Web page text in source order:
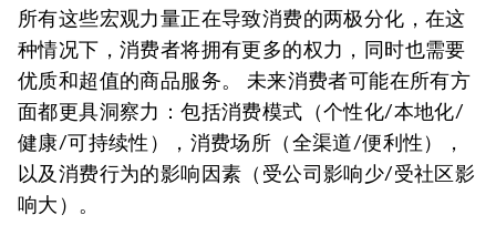
所有这些宏观力量正在导致消费的两极分化，在这
种情况下，消费者将拥有更多的权力，同时也需要
优质和超值的商品服务。 未来消费者可能在所有方
面都更具洞察力：包括消费模式（个性化/本地化/
健康/可持续性），消费场所（全渠道/便利性），
以及消费行为的影响因素（受公司影响少/受社区影
响大）。